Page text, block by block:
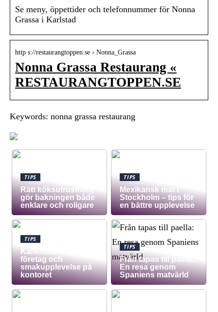
Se meny, öppettider och telefonnummer för Nonna
Grassa i Karlstad
http s://restaurangtoppen.se › Nonna_Grassa
Nonna Grassa Restaurang «
RESTAURANGTOPPEN.SE
Keywords: nonna grassa restaurang
TIPS
Rätt köksutrustning
gör bakningen både
enklare och roligare
TIPS
Mexikansk mat i
Stockholm – tips för
en bättre upplevelse
TIPS
Kaffemaskin för
företag och
smakupplevelse på
kontoret
TIPS
Från tapas till paella:
En resa genom
Spaniens matvärld